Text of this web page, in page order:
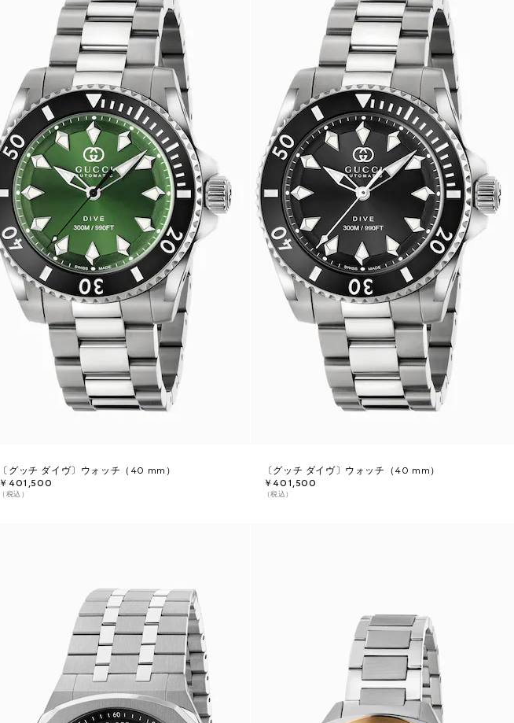
〔グッチ ダイヴ〕ウォッチ（40 mm）
￥401,500
（税込）
〔グッチ ダイヴ〕ウォッチ（40 mm）
￥401,500
（税込）